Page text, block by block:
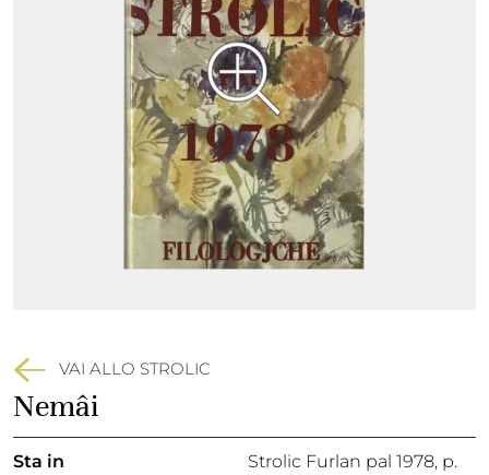
VAI ALLO STROLIC
Nemâi
Sta in Strolic Furlan pal 1978, p.